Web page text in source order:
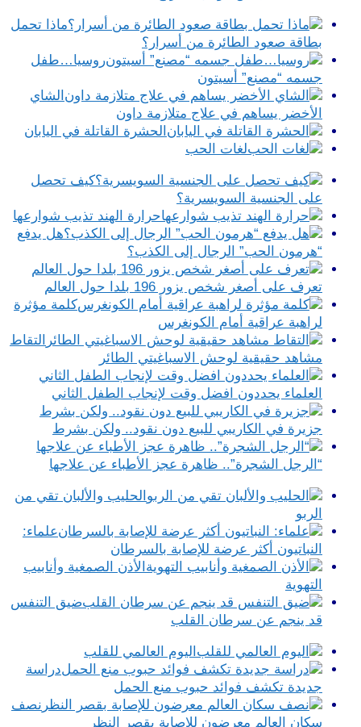
ماذا تحمل
بطاقة صعود الطائرة من أسرار؟
روسيا…طفل
جسمه “مصنع” أسيتون
الشاي
الأخضر يساهم في علاج متلازمة داون
الحشرة القاتلة في اليابان
لغات الحب
كيف تحصل
على الجنسية السويسرية؟
حرارة الهند تذيب شوارعها
هل يدفع
“هرمون الحب” الرجال إلى الكذب؟
تعرف على أصغر شخص يزور 196 بلدا حول العالم
كلمة مؤثرة
لراهبة عراقية أمام الكونغرس
التقاط
مشاهد حقيقية لوحش الاسباغيتي الطائر
العلماء يحددون افضل وقت لإنجاب الطفل الثاني
جزيرة في الكاريبي للبيع دون نقود.. ولكن بشرط
“الرجل الشجرة”.. ظاهرة عجز الأطباء عن علاجها
الحليب والألبان تقي من
الربو
علماء:
النباتيون أكثر عرضة للإصابة بالسرطان
الأذن الصمغية وأنابيب
التهوية
ضيق التنفس
قد ينجم عن سرطان القلب
اليوم العالمي للقلب
دراسة
جديدة تكشف فوائد حبوب منع الحمل
نصف
سكان العالم معرضون للإصابة بقصر النظر